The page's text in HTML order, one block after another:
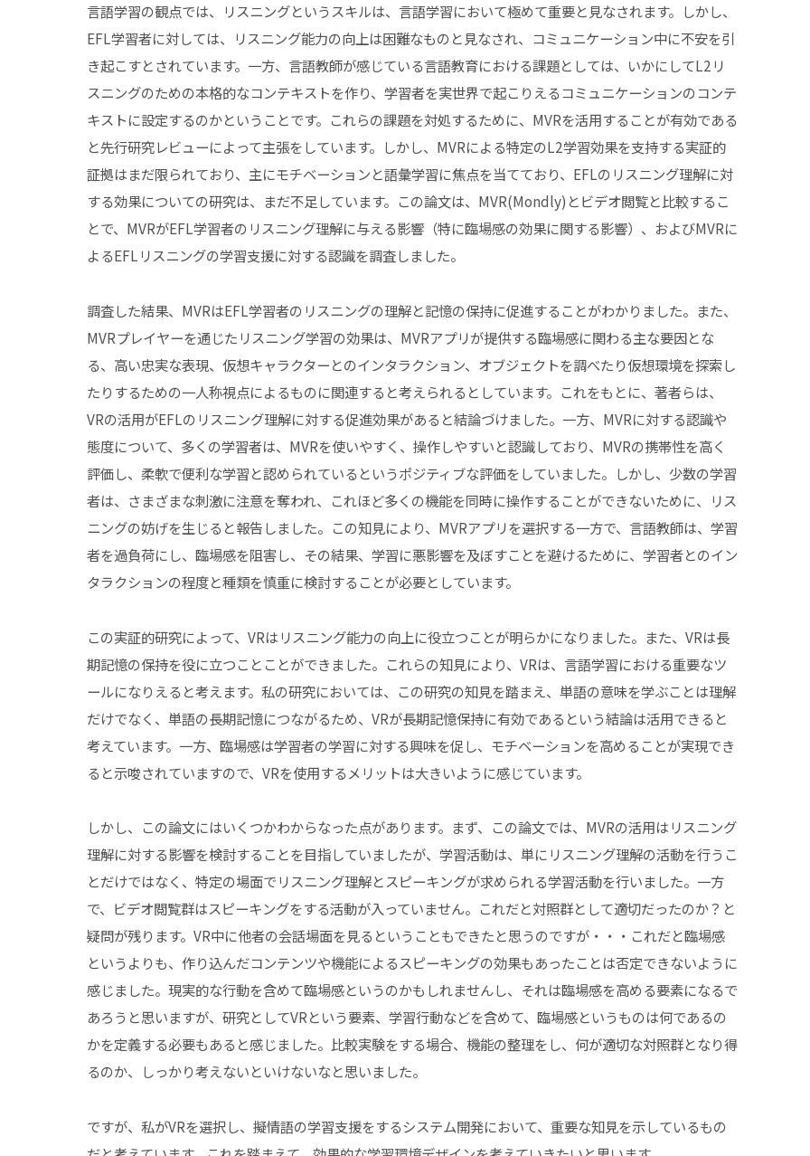
言語学習の観点では、リスニングというスキルは、言語学習において極めて重要と見なされます。しかし、
EFL学習者に対しては、リスニング能力の向上は困難なものと見なされ、コミュニケーション中に不安を引
き起こすとされています。一方、言語教師が感じている言語教育における課題としては、いかにしてL2リ
スニングのための本格的なコンテキストを作り、学習者を実世界で起こりえるコミュニケーションのコンテ
キストに設定するのかということです。これらの課題を対処するために、MVRを活用することが有効である
と先行研究レビューによって主張をしています。しかし、MVRによる特定のL2学習効果を支持する実証的
証拠はまだ限られており、主にモチベーションと語彙学習に焦点を当てており、EFLのリスニング理解に対
する効果についての研究は、まだ不足しています。この論文は、MVR(Mondly)とビデオ閲覧と比較するこ
とで、MVRがEFL学習者のリスニング理解に与える影響（特に臨場感の効果に関する影響）、およびMVRに
よるEFLリスニングの学習支援に対する認識を調査しました。
調査した結果、MVRはEFL学習者のリスニングの理解と記憶の保持に促進することがわかりました。また、
MVRプレイヤーを通じたリスニング学習の効果は、MVRアプリが提供する臨場感に関わる主な要因とな
る、高い忠実な表現、仮想キャラクターとのインタラクション、オブジェクトを調べたり仮想環境を探索し
たりするための一人称視点によるものに関連すると考えられるとしています。これをもとに、著者らは、
VRの活用がEFLのリスニング理解に対する促進効果があると結論づけました。一方、MVRに対する認識や
態度について、多くの学習者は、MVRを使いやすく、操作しやすいと認識しており、MVRの携帯性を高く
評価し、柔軟で便利な学習と認められているというポジティブな評価をしていました。しかし、少数の学習
者は、さまざまな刺激に注意を奪われ、これほど多くの機能を同時に操作することができないために、リス
ニングの妨げを生じると報告しました。この知見により、MVRアプリを選択する一方で、言語教師は、学習
者を過負荷にし、臨場感を阻害し、その結果、学習に悪影響を及ぼすことを避けるために、学習者とのイン
タラクションの程度と種類を慎重に検討することが必要としています。
この実証的研究によって、VRはリスニング能力の向上に役立つことが明らかになりました。また、VRは長
期記憶の保持を役に立つことことができました。これらの知見により、VRは、言語学習における重要なツ
ールになりえると考えます。私の研究においては、この研究の知見を踏まえ、単語の意味を学ぶことは理解
だけでなく、単語の長期記憶につながるため、VRが長期記憶保持に有効であるという結論は活用できると
考えています。一方、臨場感は学習者の学習に対する興味を促し、モチベーションを高めることが実現でき
ると示唆されていますので、VRを使用するメリットは大きいように感じています。
しかし、この論文にはいくつかわからなった点があります。まず、この論文では、MVRの活用はリスニング
理解に対する影響を検討することを目指していましたが、学習活動は、単にリスニング理解の活動を行うこ
とだけではなく、特定の場面でリスニング理解とスピーキングが求められる学習活動を行いました。一方
で、ビデオ閲覧群はスピーキングをする活動が入っていません。これだと対照群として適切だったのか？と
疑問が残ります。VR中に他者の会話場面を見るということもできたと思うのですが・・・これだと臨場感
というよりも、作り込んだコンテンツや機能によるスピーキングの効果もあったことは否定できないように
感じました。現実的な行動を含めて臨場感というのかもしれませんし、それは臨場感を高める要素になるで
あろうと思いますが、研究としてVRという要素、学習行動などを含めて、臨場感というものは何であるの
かを定義する必要もあると感じました。比較実験をする場合、機能の整理をし、何が適切な対照群となり得
るのか、しっかり考えないといけないなと思いました。
ですが、私がVRを選択し、擬情語の学習支援をするシステム開発において、重要な知見を示しているもの